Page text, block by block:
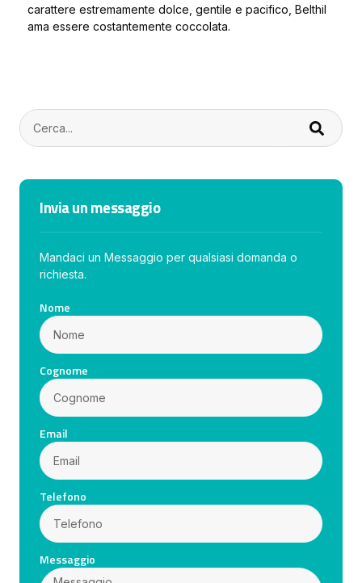
carattere estremamente dolce, gentile e pacifico, Belthil
ama essere costantemente coccolata.
Invia un messaggio
Mandaci un Messaggio per qualsiasi domanda o
richiesta.
Nome
Cognome
Email
Telefono
Messaggio